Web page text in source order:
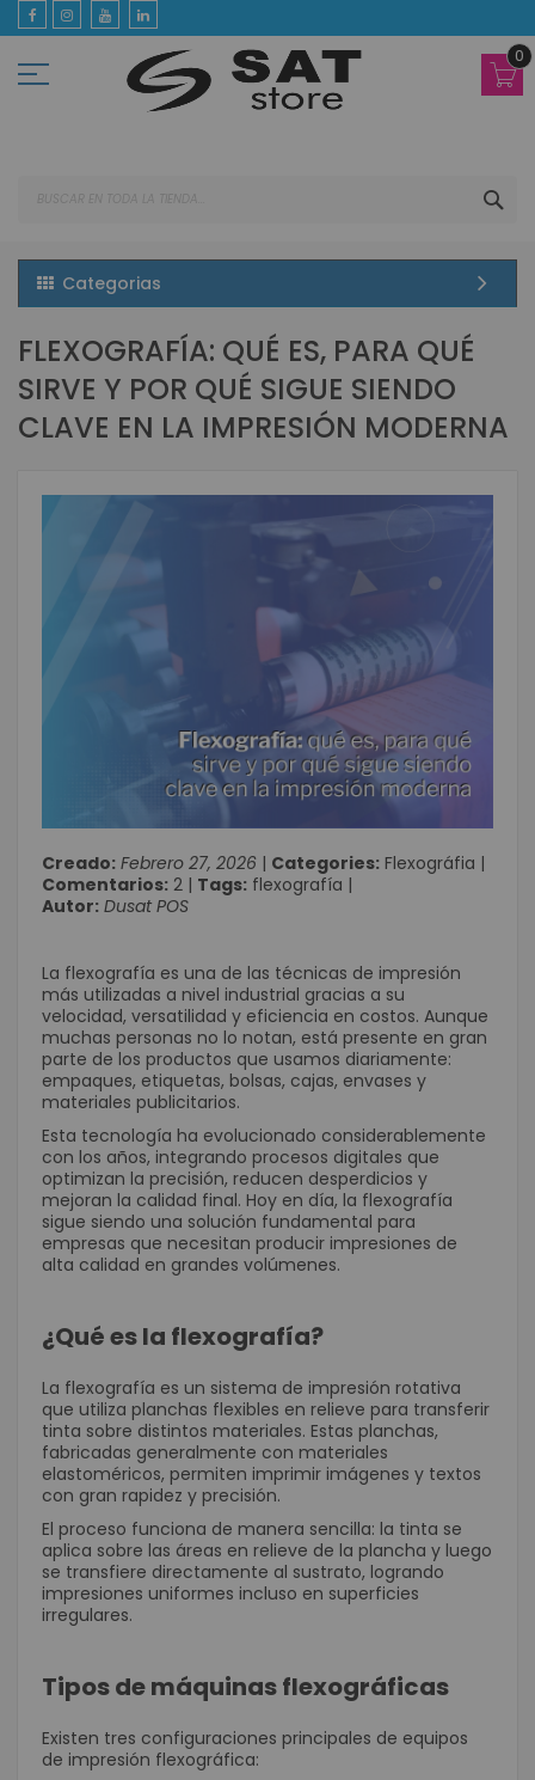
Ir
al
contenido
0
Categorias
FLEXOGRAFÍA: QUÉ ES, PARA QUÉ
SIRVE Y POR QUÉ SIGUE SIENDO
CLAVE EN LA IMPRESIÓN MODERNA
Creado: Febrero 27, 2026 | Categories: Flexográfia |
Comentarios: 2 | Tags: flexografía |
Autor: Dusat POS
La flexografía es una de las técnicas de impresión
más utilizadas a nivel industrial gracias a su
velocidad, versatilidad y eficiencia en costos. Aunque
muchas personas no lo notan, está presente en gran
parte de los productos que usamos diariamente:
empaques, etiquetas, bolsas, cajas, envases y
materiales publicitarios.
Esta tecnología ha evolucionado considerablemente
con los años, integrando procesos digitales que
optimizan la precisión, reducen desperdicios y
mejoran la calidad final. Hoy en día, la flexografía
sigue siendo una solución fundamental para
empresas que necesitan producir impresiones de
alta calidad en grandes volúmenes.
¿Qué es la flexografía?
La flexografía es un sistema de impresión rotativa
que utiliza planchas flexibles en relieve para transferir
tinta sobre distintos materiales. Estas planchas,
fabricadas generalmente con materiales
elastoméricos, permiten imprimir imágenes y textos
con gran rapidez y precisión.
El proceso funciona de manera sencilla: la tinta se
aplica sobre las áreas en relieve de la plancha y luego
se transfiere directamente al sustrato, logrando
impresiones uniformes incluso en superficies
irregulares.
Tipos de máquinas flexográficas
Existen tres configuraciones principales de equipos
de impresión flexográfica: